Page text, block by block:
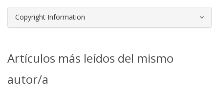
Copyright Information
Artículos más leídos del mismo
autor/a